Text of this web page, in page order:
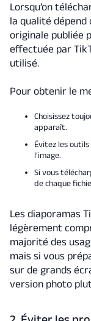
Lorsqu’on
la qualité dépend
originale publiée
effectuée par
utilisé.
Pour obtenir le
Choisissez
apparaît.
Évitez les
l’image.
Si vous
de chaque
Les diaporamas
légèrement
majorité des
mais si vous
sur de grands
version photo